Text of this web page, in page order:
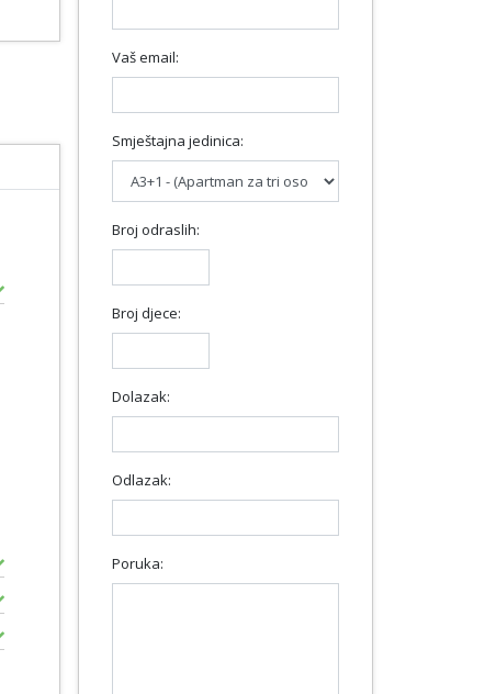
Vaš email:
Smještajna jedinica:
Broj odraslih:
Broj djece:
Dolazak:
Odlazak:
Poruka: